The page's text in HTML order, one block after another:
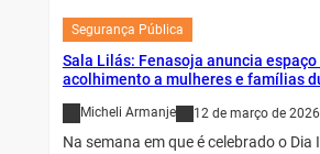
Segurança Pública
Sala Lilás: Fenasoja anuncia
acolhimento a mulheres e famílias
Micheli Armanje 12 de março de 2026
Na semana em que é celebrado o